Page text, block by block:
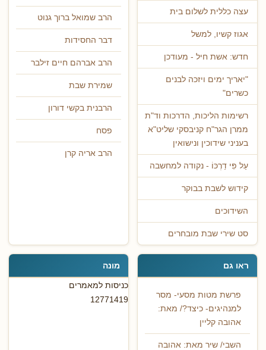
עצה כללית לשלום בית
אגוז קשיו, למשל
חדש: אשת חיל - מעודכן
"יאריך ימים ויזכה לבנים
כשרים"
רשימות הליכות, הדרכות וד"ת
ממרן הגר"ח קניבסקי שליט"א
בעניני שידוכין ונישואין
עַל פִּי דַרְכּוֹ - נקודה למחשבה
קידוש לשבת בבוקר
השידוכים
סט שירי שבת מובחרים
הרב שמואל ברוך גנוט
דבר החסידות
הרב אברהם חיים זילבר
שמירת שבת
הרבנית בקשי דורון
פסח
הרב אריה קרן
ראו גם
פרשת מטות מסעי- מסר
למנהיגים- כיצד?/ מאת:
אהובה קליין
השבי/ שיר מאת: אהובה
מונה
כניסות למאמרים
12771419